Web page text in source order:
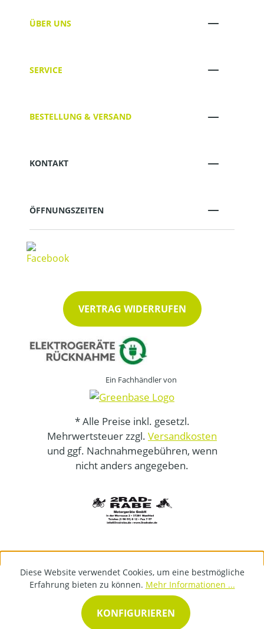
ÜBER UNS
SERVICE
BESTELLUNG & VERSAND
KONTAKT
ÖFFNUNGSZEITEN
VERTRAG WIDERRUFEN
Ein Fachhändler von
* Alle Preise inkl. gesetzl.
Mehrwertsteuer zzgl. Versandkosten
und ggf. Nachnahmegebühren, wenn
nicht anders angegeben.
Diese Website verwendet Cookies, um eine bestmögliche
Erfahrung bieten zu können. Mehr Informationen ...
KONFIGURIEREN